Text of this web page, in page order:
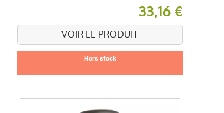
33,16 €
VOIR LE PRODUIT
Hors stock